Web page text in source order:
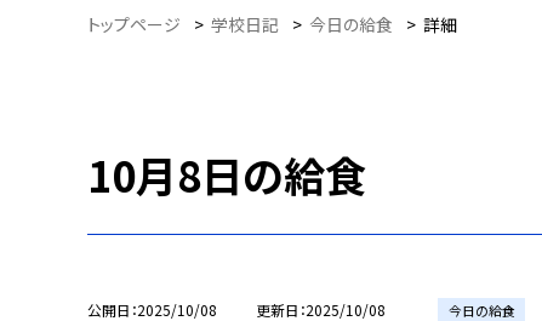
トップページ > 学校日記 > 今日の給食 > 詳細
10月8日の給食
公開日 2025/10/08 更新日 2025/10/08 今日の給食